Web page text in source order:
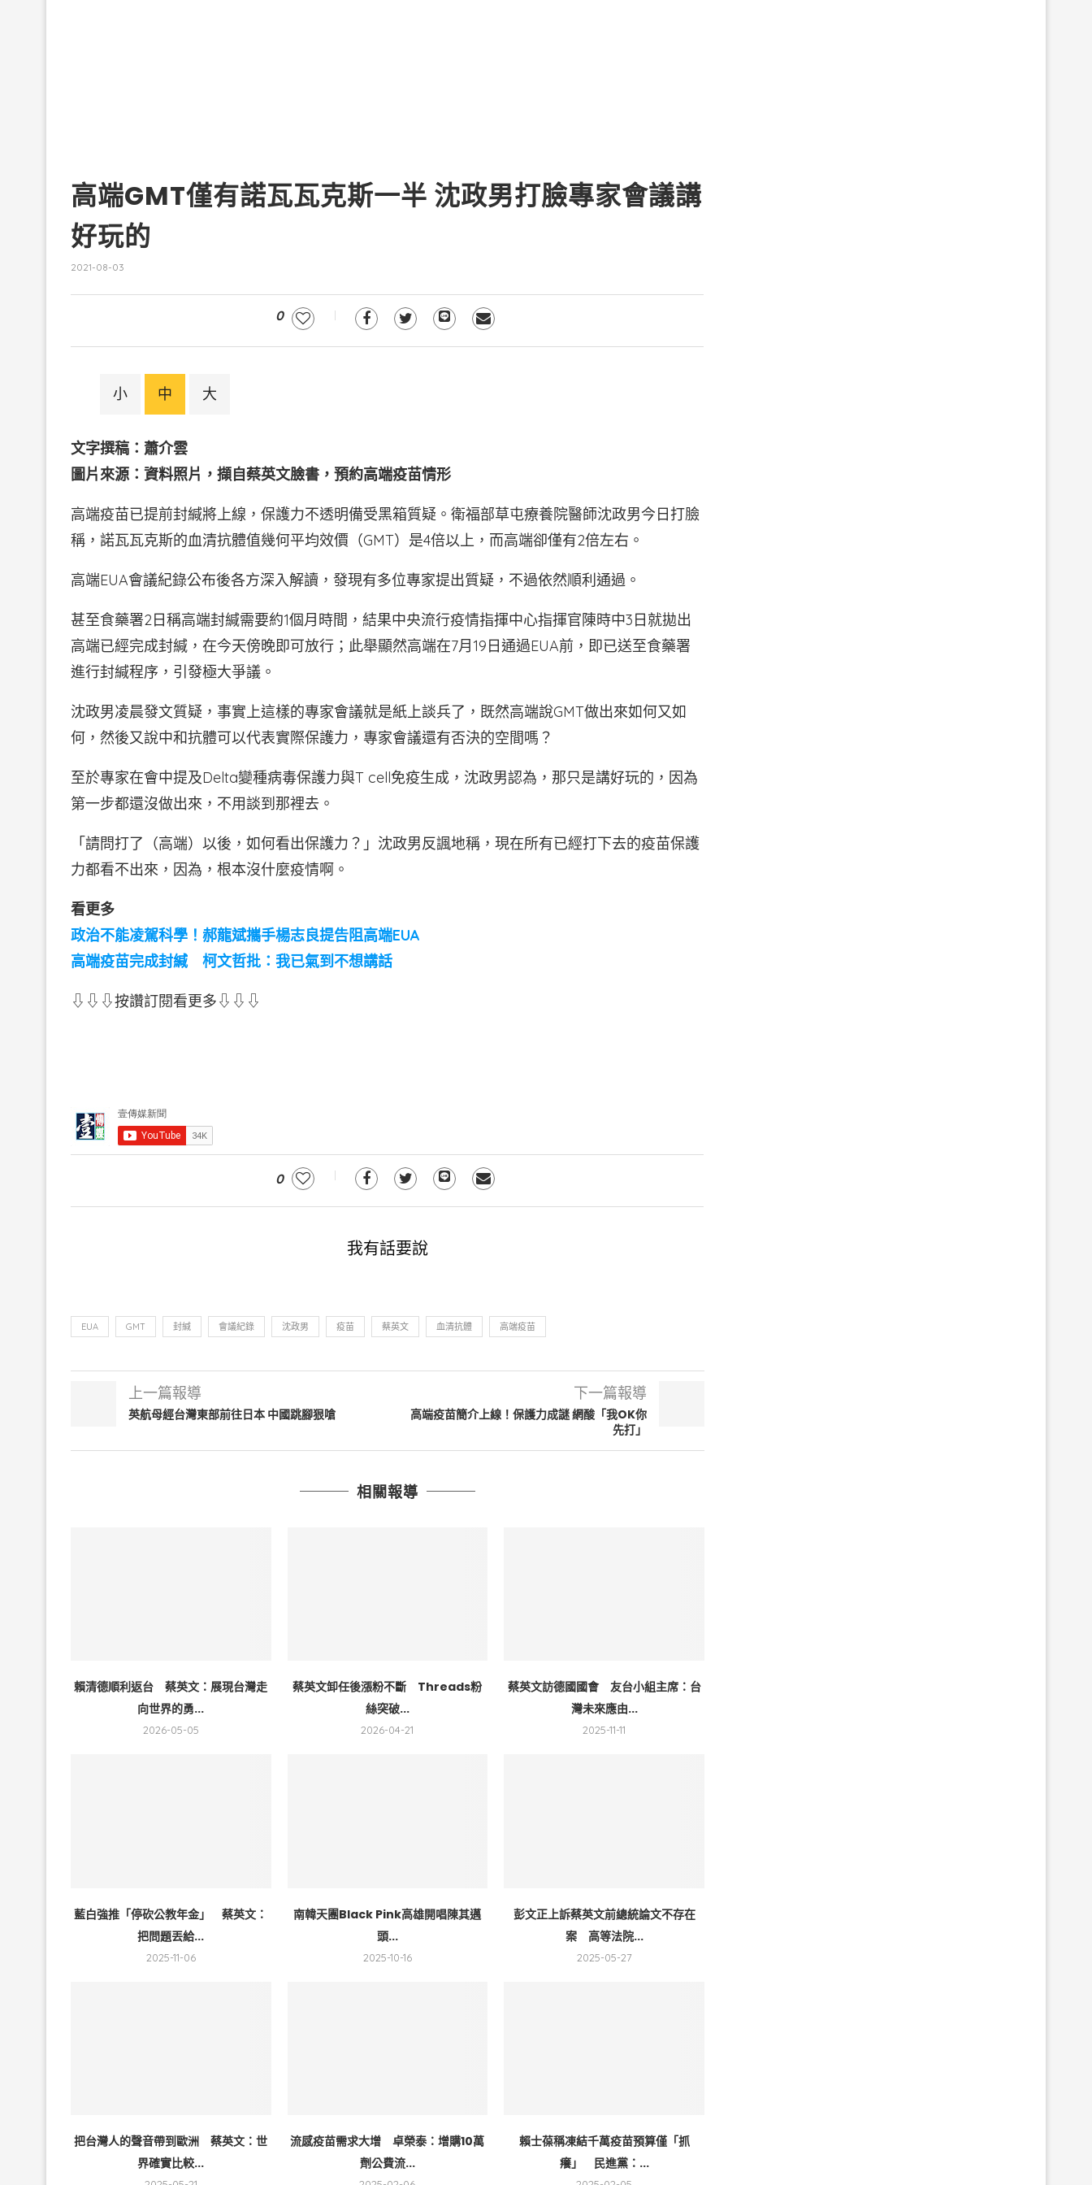
高端GMT僅有諾瓦瓦克斯一半 沈政男打臉專家會議講
好玩的
2021-08-03
0
小 中 大
文字撰稿：蕭介雲
圖片來源：資料照片，擷自蔡英文臉書，預約高端疫苗情形
高端疫苗已提前封緘將上線，保護力不透明備受黑箱質疑。衛福部草屯療養院醫師沈政男今日打臉
稱，諾瓦瓦克斯的血清抗體值幾何平均效價（GMT）是4倍以上，而高端卻僅有2倍左右。
高端EUA會議紀錄公布後各方深入解讀，發現有多位專家提出質疑，不過依然順利通過。
甚至食藥署2日稱高端封緘需要約1個月時間，結果中央流行疫情指揮中心指揮官陳時中3日就拋出
高端已經完成封緘，在今天傍晚即可放行；此舉顯然高端在7月19日通過EUA前，即已送至食藥署
進行封緘程序，引發極大爭議。
沈政男凌晨發文質疑，事實上這樣的專家會議就是紙上談兵了，既然高端說GMT做出來如何又如
何，然後又說中和抗體可以代表實際保護力，專家會議還有否決的空間嗎？
至於專家在會中提及Delta變種病毒保護力與T cell免疫生成，沈政男認為，那只是講好玩的，因為
第一步都還沒做出來，不用談到那裡去。
「請問打了（高端）以後，如何看出保護力？」沈政男反諷地稱，現在所有已經打下去的疫苗保護
力都看不出來，因為，根本沒什麼疫情啊。
看更多
政治不能凌駕科學！郝龍斌攜手楊志良提告阻高端EUA
高端疫苗完成封緘 柯文哲批：我已氣到不想講話
⇩⇩⇩按讚訂閱看更多⇩⇩⇩
0
我有話要說
EUA GMT 封緘 會議紀錄 沈政男 疫苗 蔡英文 血清抗體 高端疫苗
上一篇報導
英航母經台灣東部前往日本 中國跳腳狠嗆
下一篇報導
高端疫苗簡介上線！保護力成謎 網酸「我OK你
先打」
相關報導
賴清德順利返台 蔡英文：展現台灣走
向世界的勇...
2026-05-05
蔡英文卸任後漲粉不斷 Threads粉
絲突破...
2026-04-21
蔡英文訪德國國會 友台小組主席：台
灣未來應由...
2025-11-11
藍白強推「停砍公教年金」 蔡英文：
把問題丟給...
2025-11-06
南韓天團Black Pink高雄開唱陳其邁
頭...
2025-10-16
彭文正上訴蔡英文前總統論文不存在
案 高等法院...
2025-05-27
把台灣人的聲音帶到歐洲 蔡英文：世
界確實比較...
流感疫苗需求大增 卓榮泰：增購10萬
劑公費流...
賴士葆稱凍結千萬疫苗預算僅「抓
癢」 民進黨：...